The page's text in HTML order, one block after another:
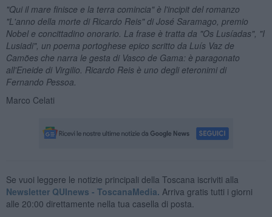
"Qui il mare finisce e la terra comincia" è l'incipit del romanzo
"L'anno della morte di Ricardo Reis" di José Saramago, premio
Nobel e concittadino onorario. La frase è tratta da "Os Lusíadas", "I
Lusiadi", un poema portoghese epico scritto da Luís Vaz de
Camões che narra le gesta di Vasco de Gama: è paragonato
all'Eneide di Virgilio. Ricardo Reis è uno degli eteronimi di
Fernando Pessoa.
Marco Celati
Se vuoi leggere le notizie principali della Toscana iscriviti alla
Newsletter QUInews - ToscanaMedia. Arriva gratis tutti i giorni
alle 20:00 direttamente nella tua casella di posta.